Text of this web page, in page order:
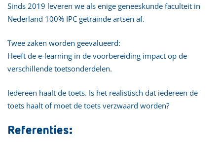
Sinds 2019 leveren we als enige geneeskunde faculteit in
Nederland 100% IPC getrainde artsen af.
Twee zaken worden geevalueerd:
Heeft de e-learning in de voorbereiding impact op de
verschillende toetsonderdelen.
Iedereen haalt de toets. Is het realistisch dat iedereen de
toets haalt of moet de toets verzwaard worden?
Referenties: